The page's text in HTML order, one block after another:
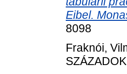
Eibel.
8098
Fraknói,